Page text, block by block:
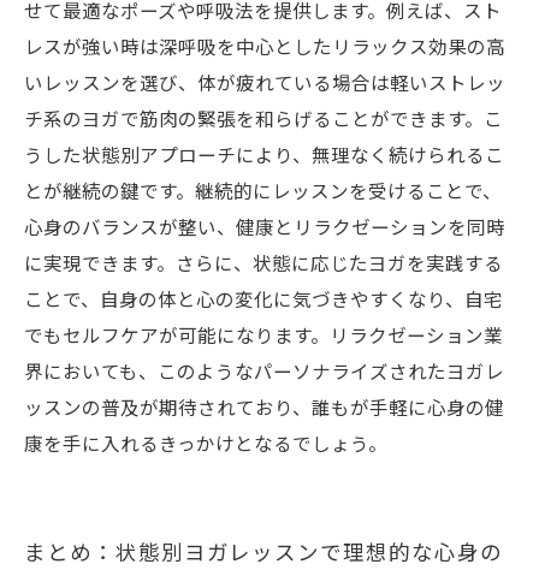
せて最適なポーズや呼吸法を提供します。例えば、スト
レスが強い時は深呼吸を中心としたリラックス効果の高
いレッスンを選び、体が疲れている場合は軽いストレッ
チ系のヨガで筋肉の緊張を和らげることができます。こ
うした状態別アプローチにより、無理なく続けられるこ
とが継続の鍵です。継続的にレッスンを受けることで、
心身のバランスが整い、健康とリラクゼーションを同時
に実現できます。さらに、状態に応じたヨガを実践する
ことで、自身の体と心の変化に気づきやすくなり、自宅
でもセルフケアが可能になります。リラクゼーション業
界においても、このようなパーソナライズされたヨガレ
ッスンの普及が期待されており、誰もが手軽に心身の健
康を手に入れるきっかけとなるでしょう。
まとめ：状態別ヨガレッスンで理想的な心身の